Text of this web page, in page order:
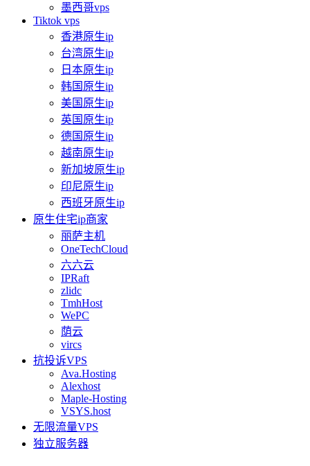
墨西哥vps
Tiktok vps
香港原生ip
台湾原生ip
日本原生ip
韩国原生ip
美国原生ip
英国原生ip
德国原生ip
越南原生ip
新加坡原生ip
印尼原生ip
西班牙原生ip
原生住宅ip商家
丽萨主机
OneTechCloud
六六云
IPRaft
zlidc
TmhHost
WePC
荫云
vircs
抗投诉VPS
Ava.Hosting
Alexhost
Maple-Hosting
VSYS.host
无限流量VPS
独立服务器